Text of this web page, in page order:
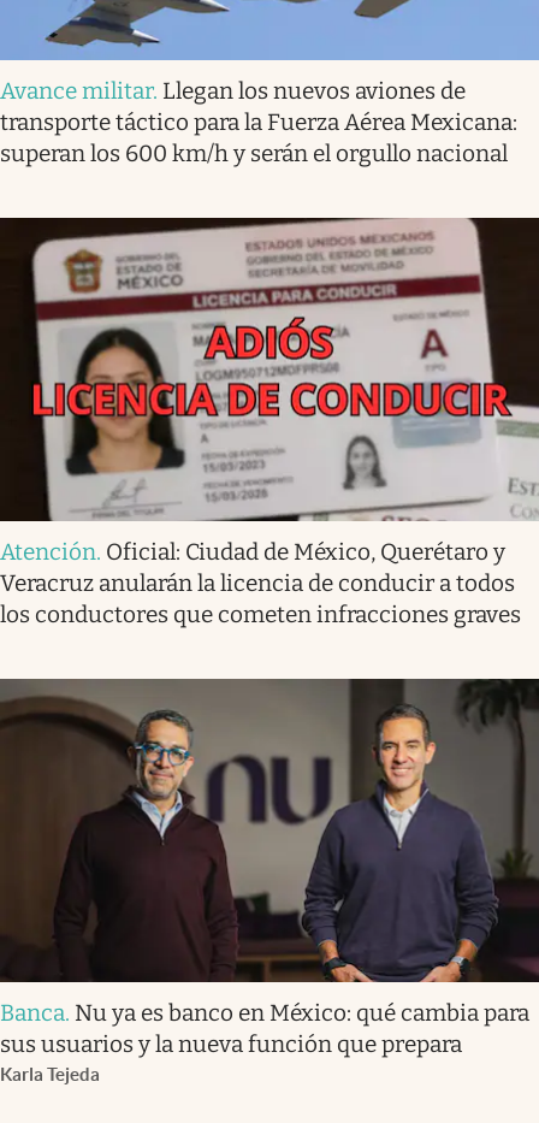
Avance militar. Llegan los nuevos aviones de
transporte táctico para la Fuerza Aérea Mexicana:
superan los 600 km/h y serán el orgullo nacional
Atención. Oficial: Ciudad de México, Querétaro y
Veracruz anularán la licencia de conducir a todos
los conductores que cometen infracciones graves
Banca. Nu ya es banco en México: qué cambia para
sus usuarios y la nueva función que prepara
Karla Tejeda